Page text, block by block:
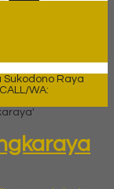
Sukodono Raya
WA: